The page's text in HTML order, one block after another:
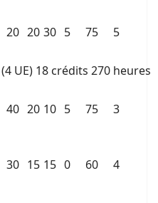
20 20 30 5 75 5
UE) 18 crédits 270 heures
40 20 10 5 75 3
30 15 15 0 60 4